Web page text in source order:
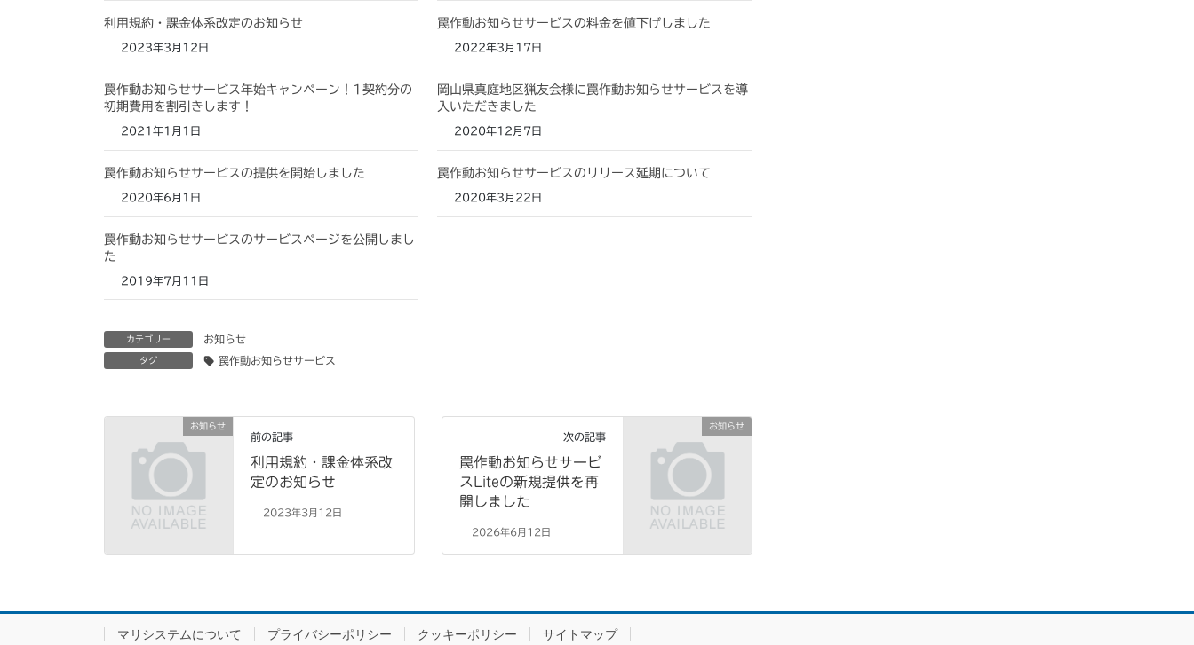
利用規約・課金体系改定のお知らせ
2023年3月12日
罠作動お知らせサービスの料金を値下げしました
2022年3月17日
罠作動お知らせサービス年始キャンペーン！1契約分の
初期費用を割引きします！
2021年1月1日
岡山県真庭地区猟友会様に罠作動お知らせサービスを導
入いただきました
2020年12月7日
罠作動お知らせサービスの提供を開始しました
2020年6月1日
罠作動お知らせサービスのリリース延期について
2020年3月22日
罠作動お知らせサービスのサービスページを公開しまし
た
2019年7月11日
カテゴリー お知らせ
タグ 罠作動お知らせサービス
お知らせ
前の記事
利用規約・課金体系改
定のお知らせ
2023年3月12日
お知らせ
次の記事
罠作動お知らせサービ
スLiteの新規提供を再
開しました
2026年6月12日
マリシステムについて プライバシーポリシー クッキーポリシー サイトマップ